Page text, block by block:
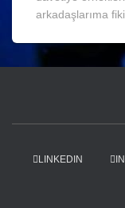
arkadaşlarıma
LINKEDIN